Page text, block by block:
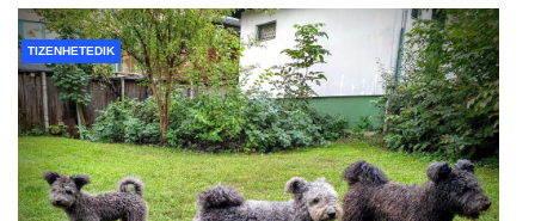
TIZENHETEDIK